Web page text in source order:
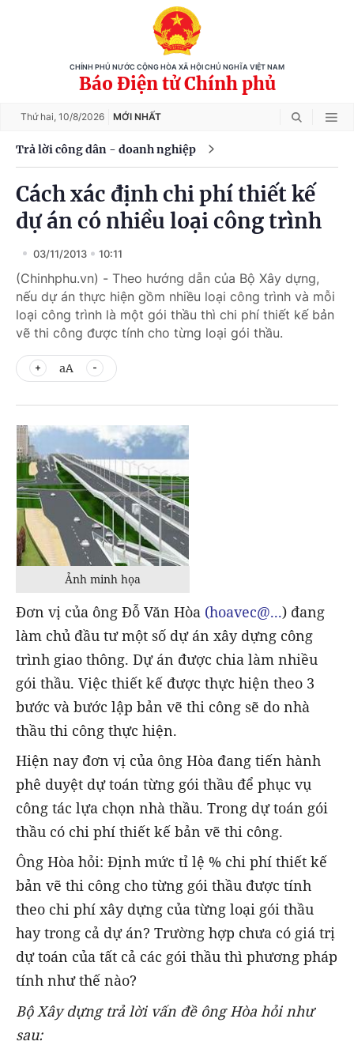
CHÍNH PHỦ NƯỚC CỘNG HÒA XÃ HỘI CHỦ NGHĨA VIỆT NAM
Báo Điện tử Chính phủ
Thứ hai, 10/8/2026 MỚI NHẤT
Trả lời công dân - doanh nghiệp
Cách xác định chi phí thiết kế
dự án có nhiều loại công trình
03/11/2013 10:11
(Chinhphu.vn) - Theo hướng dẫn của Bộ Xây dựng,
nếu dự án thực hiện gồm nhiều loại công trình và mỗi
loại công trình là một gói thầu thì chi phí thiết kế bản
vẽ thi công được tính cho từng loại gói thầu.
aA
Ảnh minh họa
Đơn vị của ông Đỗ Văn Hòa (hoavec@...) đang
làm chủ đầu tư một số dự án xây dựng công
trình giao thông. Dự án được chia làm nhiều
gói thầu. Việc thiết kế được thực hiện theo 3
bước và bước lập bản vẽ thi công sẽ do nhà
thầu thi công thực hiện.
Hiện nay đơn vị của ông Hòa đang tiến hành
phê duyệt dự toán từng gói thầu để phục vụ
công tác lựa chọn nhà thầu. Trong dự toán gói
thầu có chi phí thiết kế bản vẽ thi công.
Ông Hòa hỏi: Định mức tỉ lệ % chi phí thiết kế
bản vẽ thi công cho từng gói thầu được tính
theo chi phí xây dựng của từng loại gói thầu
hay trong cả dự án? Trường hợp chưa có giá trị
dự toán của tất cả các gói thầu thì phương pháp
tính như thế nào?
Bộ Xây dựng trả lời vấn đề ông Hòa hỏi như
sau: